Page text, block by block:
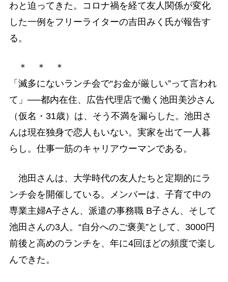
わと迫ってきた。コロナ禍を経て友人関係が変化
した一例をフリーライターの吉田みく氏が報告す
る。
＊ ＊ ＊
「滅多にないランチ会で“お金が厳しい”って言われ
て」──都内在住、広告代理店で働く池田美沙さん
（仮名・31歳）は、そう不満を漏らした。池田さ
んは現在独身で恋人もいない。実家を出て一人暮
らし。仕事一筋のキャリアウーマンである。
池田さんは、大学時代の友人たちと定期的にラ
ンチ会を開催している。メンバーは、子育て中の
専業主婦A子さん、派遣の事務職 B子さん、そして
池田さんの3人。“自分へのご褒美”として、3000円
前後と高めのランチを、年に4回ほどの頻度で楽し
んできた。